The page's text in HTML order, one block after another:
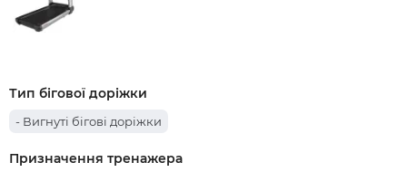
Тип бігової доріжки
- Вигнуті бігові доріжки
Призначення тренажера